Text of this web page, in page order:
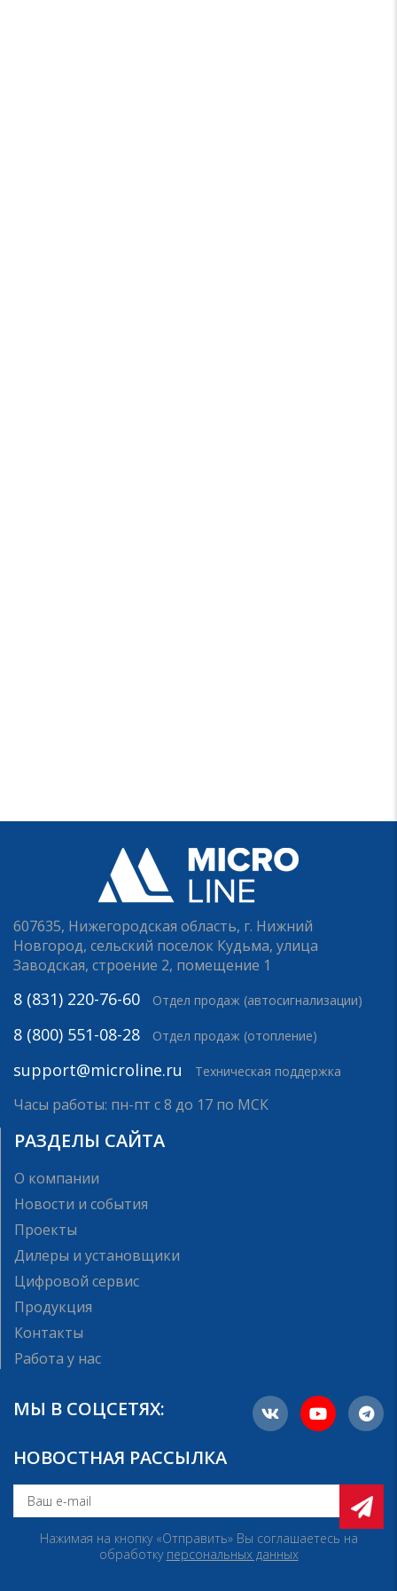
607635, Нижегородская область, г. Нижний
Новгород, сельский поселок Кудьма, улица
Заводская, строение 2, помещение 1
8 (831) 220-76-60 Отдел продаж (автосигнализации)
8 (800) 551-08-28 Отдел продаж (отопление)
support@microline.ru Техническая поддержка
Часы работы: пн-пт с 8 до 17 по МСК
РАЗДЕЛЫ САЙТА
О компании
Новости и события
Проекты
Дилеры и установщики
Цифровой сервис
Продукция
Контакты
Работа у нас
МЫ В СОЦСЕТЯХ:
НОВОСТНАЯ РАССЫЛКА
Нажимая на кнопку «Отправить» Вы соглашаетесь на
обработку персональных данных